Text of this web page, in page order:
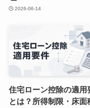
2026-06-14
住宅ローン控除の適用
とは？所得制限・床面